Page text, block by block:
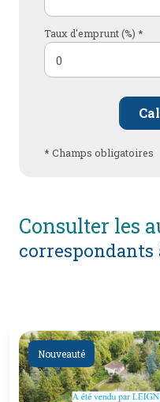
Taux d'emprunt (%) *
* Champs obligatoires
consulter les
Nouveauté